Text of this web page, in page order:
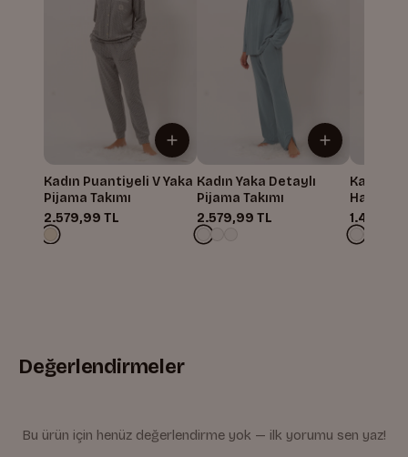
Kadın Puantiyeli V Yaka
Pijama Takımı
2.579,99 TL
Kadın Yaka Detaylı
Pijama Takımı
2.579,99 TL
Kadın
Hamile
1.499,99
Değerlendirmeler
Bu ürün için henüz değerlendirme yok — ilk yorumu sen yaz!